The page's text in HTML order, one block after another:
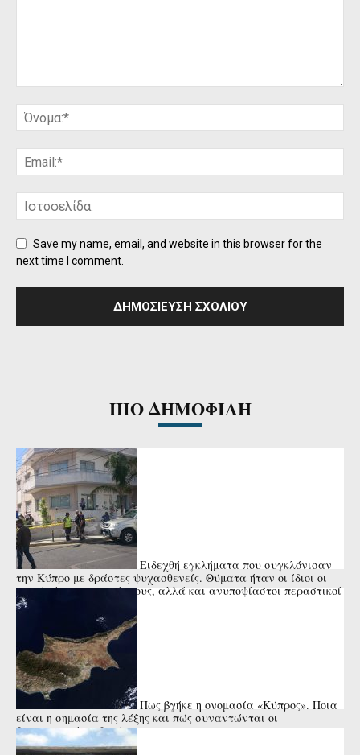
Save my name, email, and website in this browser for the
next time I comment.
ΠΙΟ ΔΗΜΟΦΙΛΗ
Ειδεχθή εγκλήματα που συγκλόνισαν
την Κύπρο με δράστες ψυχασθενείς. Θύματα ήταν οι ίδιοι οι
γονείς ή οι συγγενείς τους, αλλά και ανυποψίαστοι περαστικοί
ή μικρά ...
Πως βγήκε η ονομασία «Κύπρος». Ποια
είναι η σημασία της λέξης και πώς συναντώνται οι
διαφορετικές εκδοχές